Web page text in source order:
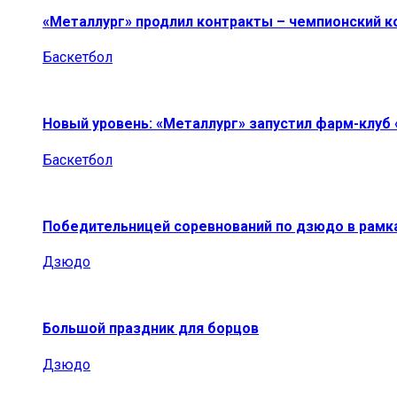
«Металлург» продлил контракты – чемпионский
Баскетбол
Новый уровень: «Металлург» запустил фарм-
Баскетбол
Победительницей соревнований по дзюдо в
Дзюдо
Большой праздник для борцов
Дзюдо